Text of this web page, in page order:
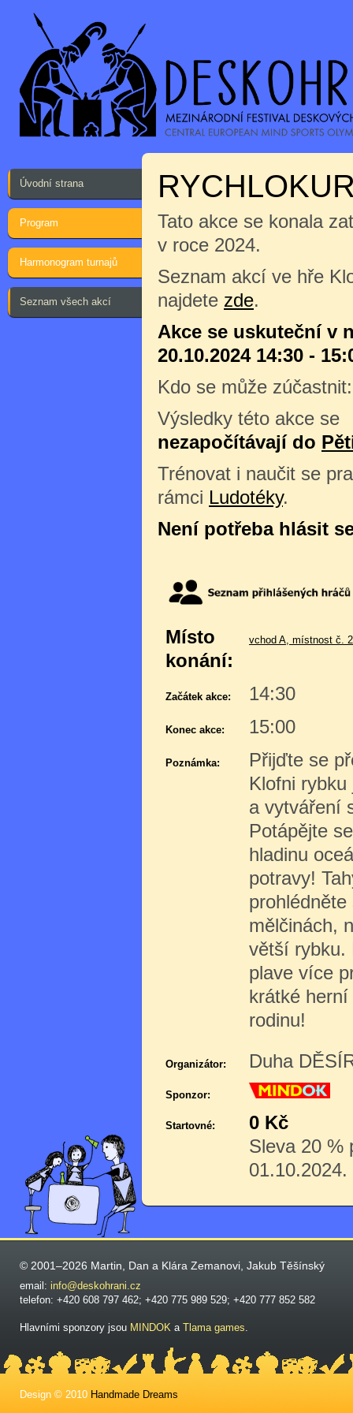
Úvodní strana
Program
Harmonogram turnajů
Seznam všech akcí
Tato akce se konala
v roce 2024.
Seznam akcí ve hře
najdete zde.
Akce se uskuteční v
20.10.2024 14:30 -
Kdo se může
Výsledky této akce se
nezapočítávají do
Trénovat i naučit se
rámci Ludotéky.
Není potřeba hlásit
Místo
konání:
vchod A, místnost č.
Začátek akce: 14:30
Konec akce: 15:00
Poznámka:
Přijďte se
Klofni
a vytváření
Potápějte
hladinu
potravy!
mělčinách,
větší rybku.
plave více
krátké
rodinu!
Organizátor: Duha
Sponzor:
Startovné:
0 Kč
Sleva 20 %
01.10.2024.
© 2001–2026 Martin, Dan a Klára Zemanovi, Jakub Těšínský
email: info@deskohrani.cz
telefon: +420 608 797 462; +420 775 989 529; +420 777 852 582
Hlavními sponzory jsou MINDOK a Tlama games.
Design © 2010 Handmade Dreams